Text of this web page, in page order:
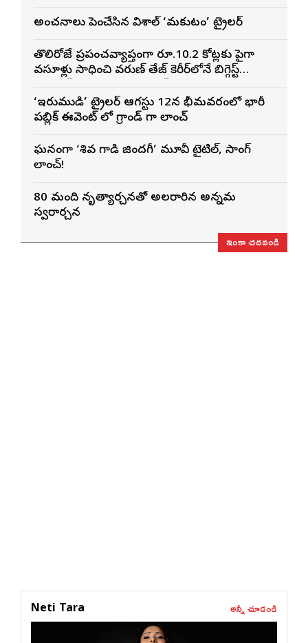
అంచనాలు పెంచేసిన విశాల్ ‘మకుటం’ ట్రైలర్
తొలిరోజే ప్రపంచవ్యాప్తంగా రూ.10.2 కోట్లకు పైగా
వసూళ్లు సాధించి వరుణ్ తేజ్ కెరీర్‌లోనే బిగ్గెస్ట్
‘ఇరుముడి’ ట్రైలర్ ఆగస్టు 12న భీమవరంలో భారీ
పబ్లిక్ ఈవెంట్ లో గ్రాండ్ గా లాంచ్
ఘనంగా ‘శివ గాడి జింద‌గీ’ మూవీ టైటిల్, సాంగ్
లాంచ్!
80 మంది నృత్యార్చనతో అలరారిన అన్నమ
స్వరార్చన
ఇంకా చదవండి
Neti Tara అన్నీ చూడండి